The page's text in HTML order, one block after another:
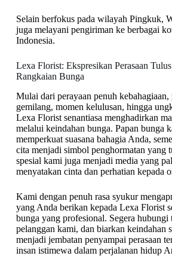
Selain berfokus pada wilayah Pingkuk,
juga melayani pengiriman ke berbagai
Indonesia.
Lexa Florist: Ekspresikan Perasaan
Rangkaian Bunga
Mulai dari perayaan penuh kebahagiaan,
gemilang, momen kelulusan, hingga
Lexa Florist senantiasa menghadirkan
melalui keindahan bunga. Papan bunga
memperkuat suasana bahagia Anda,
cita menjadi simbol penghormatan yang
spesial kami juga menjadi media yang
menyatakan cinta dan perhatian kepada
Kami dengan penuh rasa syukur
yang Anda berikan kepada Lexa Florist
bunga yang profesional. Segera hubungi
pelanggan kami, dan biarkan keindahan
menjadi jembatan penyampai perasaan
insan istimewa dalam perjalanan hidup